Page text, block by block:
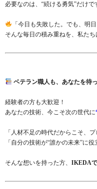
必要なのは、“続ける勇気”だけで
「今日も失敗した。でも、明
そんな毎日の積み重ねを、私たち
ベテラン職人も、あなたを待っ
経験者の方も大歓迎！
あなたの技術、今こそ次の世代に
「人材不足の時代だからこそ、
「自分の技術が“誰かの未来”に役
そんな想いを持った方、 IKEDAで